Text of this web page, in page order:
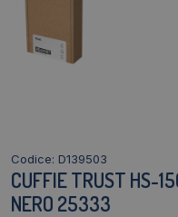
Codice: D139503
CUFFIE TRUST HS-
NERO 25333